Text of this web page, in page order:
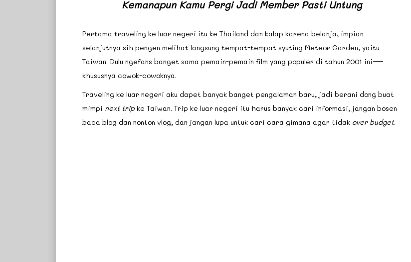
Kemanapun Kamu Pergi Jadi Member Pasti Untung
Pertama traveling ke luar negeri itu ke Thailand dan kalap karena belanja, impian
selanjutnya sih pengen melihat langsung tempat-tempat syuting Meteor Garden, yaitu
Taiwan. Dulu ngefans banget sama pemain-pemain film yang populer di tahun 2001 ini—
khususnya cowok-cowoknya.
Traveling ke luar negeri aku dapet banyak banget pengalaman baru, jadi berani dong buat
mimpi next tripke Taiwan. Trip ke luar negeri itu harus banyak cari informasi, jangan bosen
baca blog dan nonton vlog, dan jangan lupa untuk cari cara gimana agar tidak over budget.